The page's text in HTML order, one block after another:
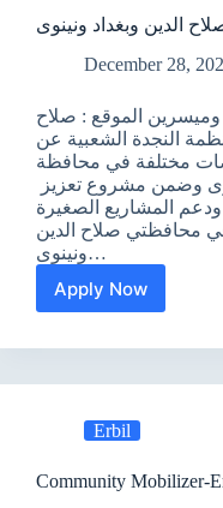
December 28,
الموقع : صلاح
النجدة الشعبية عن
مختلفة في محافظة
وضمن مشروع تعزيز
ودعم المشاريع الصغيرة
في محافظتي صلاح الدين
ونينوى…
Apply Now
مدربين
في
الدين
Erbil
Community Mobilizer-